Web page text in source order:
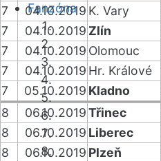
Fanzóna
7
04.10.2019 K. Vary
7
04.10.2019 Zlín
7
04.10.2019 Olomouc
7
04.10.2019 Hr. Králové
7
05.10.2019 Kladno
8
06.10.2019Třinec
8
06.10.2019 Liberec
8
06.10.2019 Plzeň